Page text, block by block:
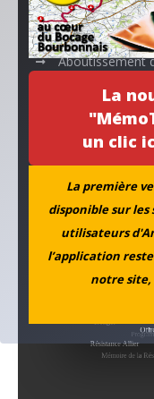
La
un clic
La première
disponible sur les
utilisateurs
l’application
notre site,
La mémoire de
Aboutissement
L’ANACR
Archives